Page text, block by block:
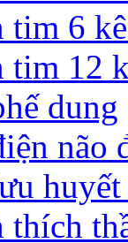
tim 6
tim 12
dung
não
thích